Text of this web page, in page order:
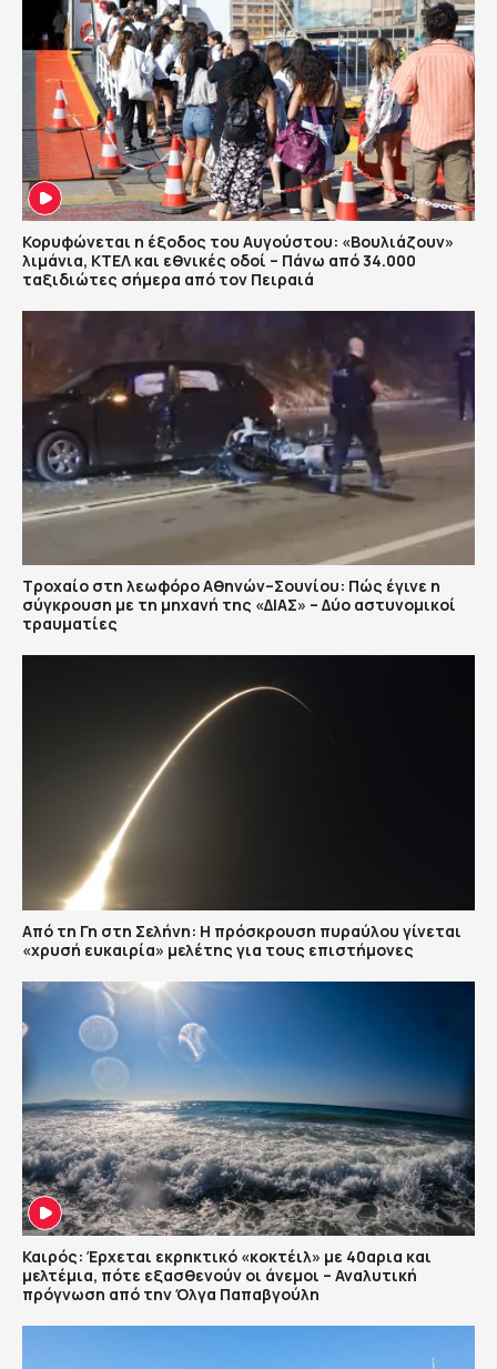
Κορυφώνεται η έξοδος του Αυγούστου: «Βουλιάζουν»
λιμάνια, ΚΤΕΛ και εθνικές οδοί – Πάνω από 34.000
ταξιδιώτες σήμερα από τον Πειραιά
Τροχαίο στη λεωφόρο Αθηνών–Σουνίου: Πώς έγινε η
σύγκρουση με τη μηχανή της «ΔΙΑΣ» – Δύο αστυνομικοί
τραυματίες
Από τη Γη στη Σελήνη: Η πρόσκρουση πυραύλου γίνεται
«χρυσή ευκαιρία» μελέτης για τους επιστήμονες
Καιρός: Έρχεται εκρηκτικό «κοκτέιλ» με 40αρια και
μελτέμια, πότε εξασθενούν οι άνεμοι – Αναλυτική
πρόγνωση από την Όλγα Παπαβγούλη